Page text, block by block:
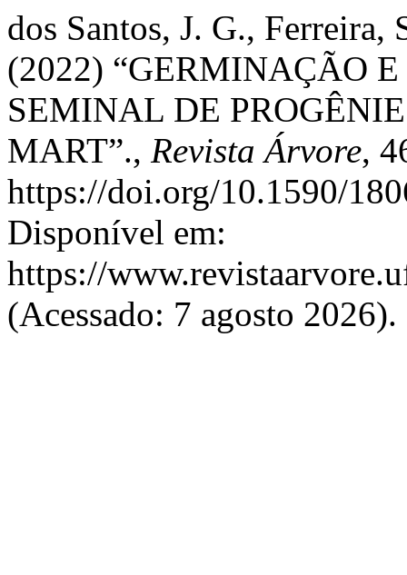
dos Santos, J. G.,
(2022) “GERMINAÇÃO
SEMINAL DE
MART”., Revista Árvore,
https://doi.org/10.1590/
Disponível em:
https://
(Acessado: 7 agosto 2026).